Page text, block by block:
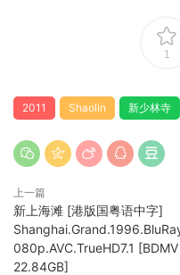
1
2011 Shaolin 新少林寺
上一篇
新上海滩 [港版国粤语中字]
080p.AVC.TrueHD7.1 [BDMV
22.84GB]